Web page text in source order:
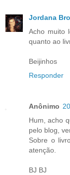
Jordana
Acho muito
quanto ao
Beijinhos
Responder
Anônimo
Hum, acho
pelo blog,
Sobre o
atenção.
BJ BJ